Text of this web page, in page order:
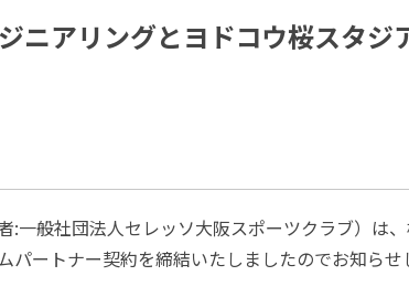
ニアリングとヨドコウ桜スタジ
:一般社団法人セレッソ大阪スポーツクラブ）は
パートナー契約を締結いたしましたのでお知らせ